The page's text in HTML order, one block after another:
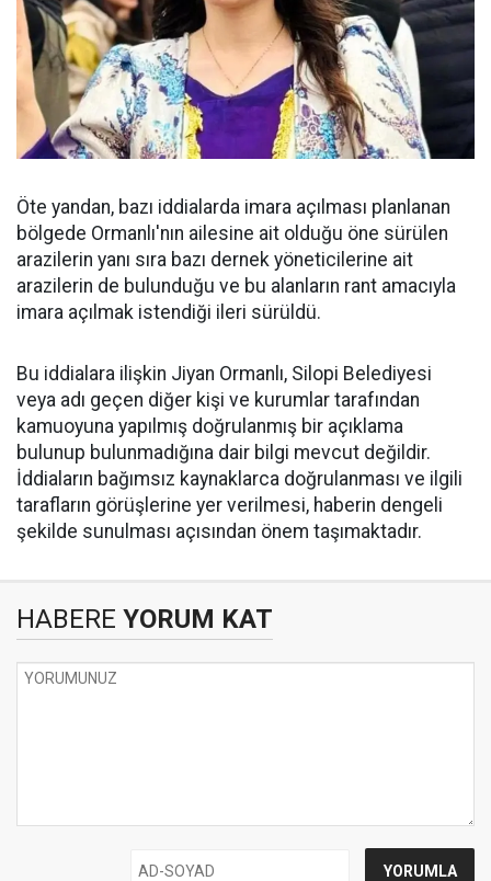
Öte yandan, bazı iddialarda imara açılması planlanan
bölgede Ormanlı'nın ailesine ait olduğu öne sürülen
arazilerin yanı sıra bazı dernek yöneticilerine ait
arazilerin de bulunduğu ve bu alanların rant amacıyla
imara açılmak istendiği ileri sürüldü.
Bu iddialara ilişkin Jiyan Ormanlı, Silopi Belediyesi
veya adı geçen diğer kişi ve kurumlar tarafından
kamuoyuna yapılmış doğrulanmış bir açıklama
bulunup bulunmadığına dair bilgi mevcut değildir.
İddiaların bağımsız kaynaklarca doğrulanması ve ilgili
tarafların görüşlerine yer verilmesi, haberin dengeli
şekilde sunulması açısından önem taşımaktadır.
HABERE YORUM KAT